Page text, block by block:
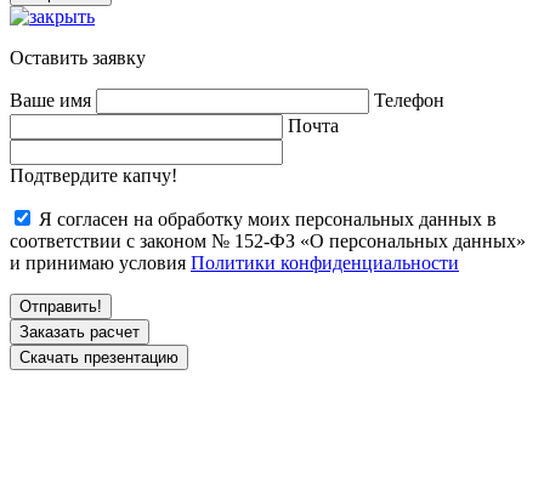
Оставить заявку
Ваше имя
Телефон
Почта
Подтвердите капчу!
Я согласен на обработку моих персональных данных в
соответствии с законом № 152-ФЗ «О персональных данных»
и принимаю условия Политики конфиденциальности
Заказать расчет
Скачать презентацию